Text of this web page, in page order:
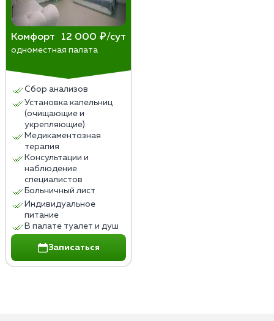
Комфорт 12 000 ₽/сут
одноместная палата
Сбор анализов
Установка капельниц
(очищающие и
укрепляющие)
Медикаментозная
терапия
Консультации и
наблюдение
специалистов
Больничный лист
Индивидуальное
питание
В палате туалет и душ
Записаться